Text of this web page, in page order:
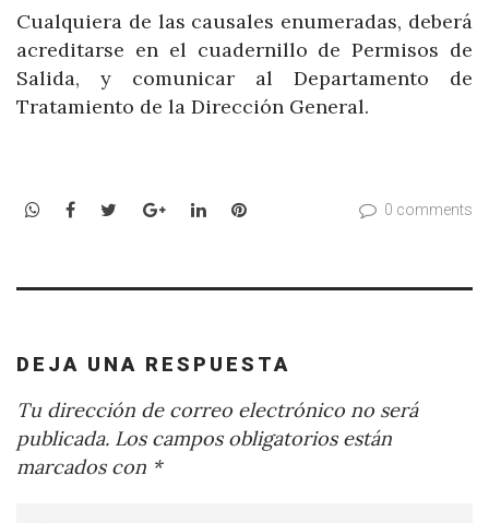
Cualquiera de las causales enumeradas, deberá
acreditarse en el cuadernillo de Permisos de
Salida, y comunicar al Departamento de
Tratamiento de la Dirección General.
WhatsApp
Facebook
TwitterGoogle+LinkedInPinterest 0 comments
DEJA UNA RESPUESTA
Tu dirección de correo electrónico no será
publicada. Los campos obligatorios están
marcados con *